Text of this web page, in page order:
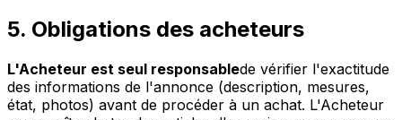
5. Obligations des acheteurs
L'Acheteur est seul responsablede vérifier l'exactitude
des informations de l'annonce (description, mesures,
état, photos) avant de procéder à un achat. L'Acheteur